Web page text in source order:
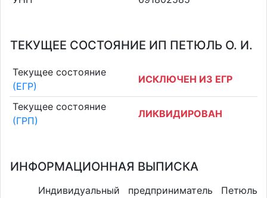
ТЕКУЩЕЕ СОСТОЯНИЕ ИП ПЕТЮЛЬ О. И.
Текущее состояние
(ЕГР)
ИСКЛЮЧЕН ИЗ ЕГР
Текущее состояние
(ГРП)
ЛИКВИДИРОВАН
ИНФОРМАЦИОННАЯ ВЫПИСКА
Индивидуальный предприниматель Петюль